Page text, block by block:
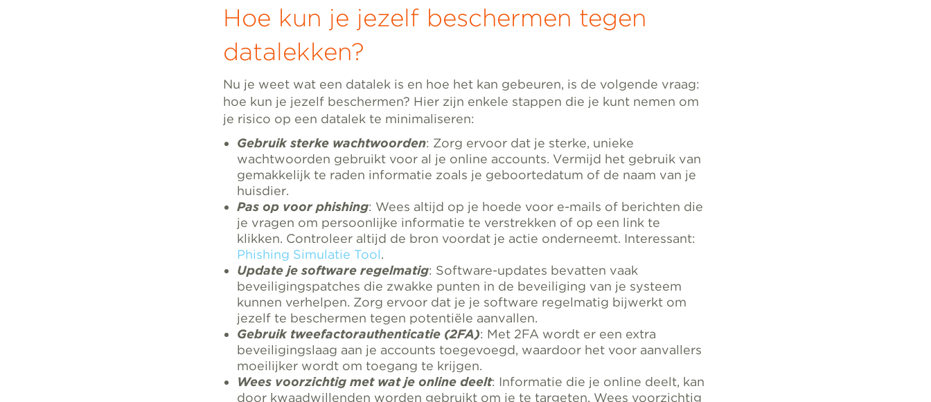
Hoe kun je jezelf beschermen tegen
datalekken?
Nu je weet wat een datalek is en hoe het kan gebeuren, is de volgende vraag:
hoe kun je jezelf beschermen? Hier zijn enkele stappen die je kunt nemen om
je risico op een datalek te minimaliseren:
Gebruik sterke wachtwoorden: Zorg ervoor dat je sterke, unieke
wachtwoorden gebruikt voor al je online accounts. Vermijd het gebruik van
gemakkelijk te raden informatie zoals je geboortedatum of de naam van je
huisdier.
Pas op voor phishing: Wees altijd op je hoede voor e-mails of berichten die
je vragen om persoonlijke informatie te verstrekken of op een link te
klikken. Controleer altijd de bron voordat je actie onderneemt. Interessant:
Phishing Simulatie Tool.
Update je software regelmatig: Software-updates bevatten vaak
beveiligingspatches die zwakke punten in de beveiliging van je systeem
kunnen verhelpen. Zorg ervoor dat je je software regelmatig bijwerkt om
jezelf te beschermen tegen potentiële aanvallen.
Gebruik tweefactorauthenticatie (2FA): Met 2FA wordt er een extra
beveiligingslaag aan je accounts toegevoegd, waardoor het voor aanvallers
moeilijker wordt om toegang te krijgen.
Wees voorzichtig met wat je online deelt: Informatie die je online deelt, kan
door kwaadwillenden worden gebruikt om je te targeten. Wees voorzichtig